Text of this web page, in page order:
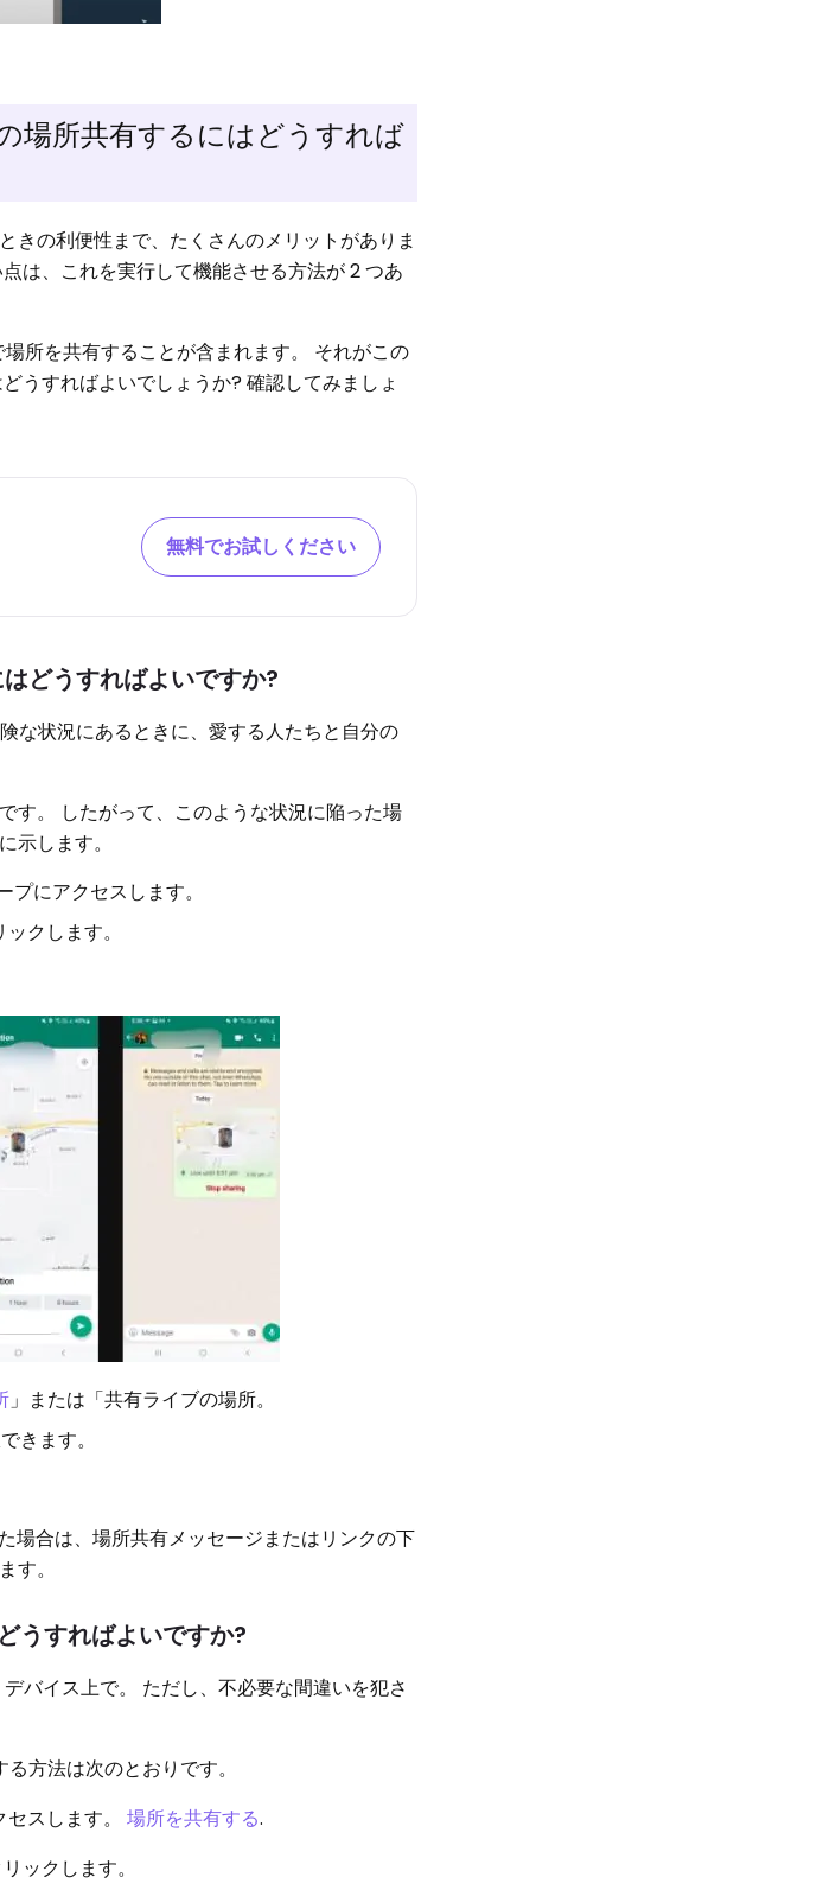
所共有するにはどうすれば
きの利便性まで、たくさんのメリットがありま
は、これを実行して機能させる方法が 2 つあ
所を共有することが含まれます。 それがこの
うすればよいでしょうか? 確認してみましょ
無料でお試しください
どうすればよいですか?
な状況にあるときに、愛する人たちと自分の
す。 したがって、このような状況に陥った場
示します。
にアクセスします。
クします。
」または「共有ライブの場所。
きます。
場合は、場所共有メッセージまたはリンクの下
す。
うすればよいですか?
デバイス上で。 ただし、不必要な間違いを犯さ
方法は次のとおりです。
セスします。場所を共有する.
ックします。